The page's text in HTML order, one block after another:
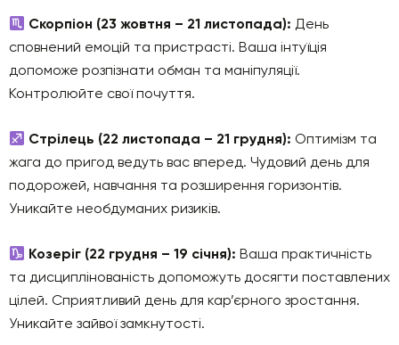
Скорпіон (23 жовтня – 21 листопада): День
сповнений емоцій та пристрасті. Ваша інтуїція
допоможе розпізнати обман та маніпуляції.
Контролюйте свої почуття.
Стрілець (22 листопада – 21 грудня): Оптимізм та
жага до пригод ведуть вас вперед. Чудовий день для
подорожей, навчання та розширення горизонтів.
Уникайте необдуманих ризиків.
Козеріг (22 грудня – 19 січня): Ваша практичність
та дисциплінованість допоможуть досягти поставлених
цілей. Сприятливий день для кар’єрного зростання.
Уникайте зайвої замкнутості.